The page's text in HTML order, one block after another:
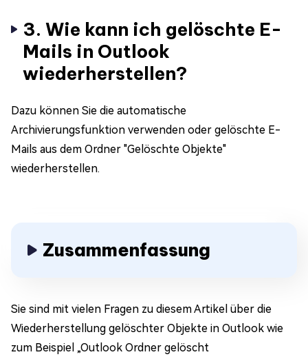
3. Wie kann ich gelöschte E-
Mails in Outlook
wiederherstellen?
Dazu können Sie die automatische
Archivierungsfunktion verwenden oder gelöschte E-
Mails aus dem Ordner "Gelöschte Objekte"
wiederherstellen.
Zusammenfassung
Sie sind mit vielen Fragen zu diesem Artikel über die
Wiederherstellung gelöschter Objekte in Outlook wie
zum Beispiel „Outlook Ordner gelöscht